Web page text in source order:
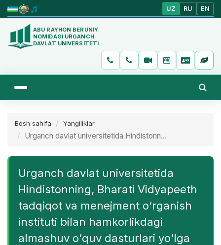
UZ RU EN
ABU RAYHON BERUNIY
NOMIDAGI URGANCH
DAVLAT UNIVERSITETI
Bosh sahifa Yangiliklar
Urganch davlat universitetida Hindistonn...
Urganch davlat universitetida
Hindistonning, Bharati Vidyapeeth
tadqiqot va menejment о‘rganish
instituti bilan hamkorlikdagi
almashuv о‘quv dasturlari yо‘lga